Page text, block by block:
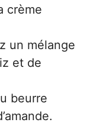
crème
un mélange
et de
beurre